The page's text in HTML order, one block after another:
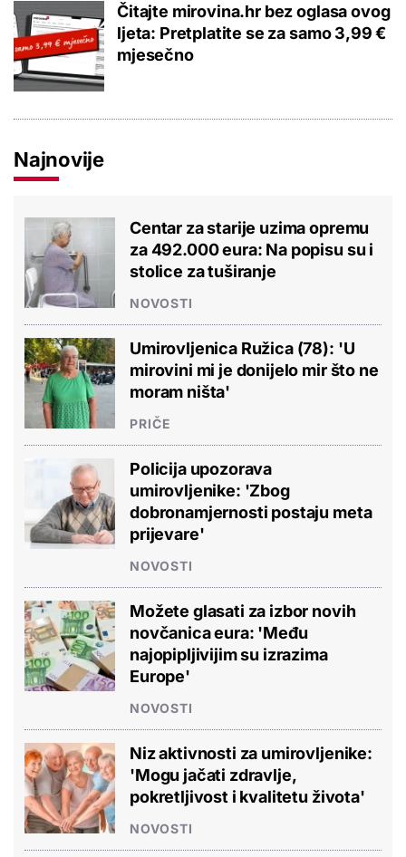
Čitajte mirovina.hr bez oglasa ovog
ljeta: Pretplatite se za samo 3,99 €
mjesečno
Najnovije
Centar za starije uzima opremu
za 492.000 eura: Na popisu su i
stolice za tuširanje
NOVOSTI
Umirovljenica Ružica (78): 'U
mirovini mi je donijelo mir što ne
moram ništa'
PRIČE
Policija upozorava
umirovljenike: 'Zbog
dobronamjernosti postaju meta
prijevare'
NOVOSTI
Možete glasati za izbor novih
novčanica eura: 'Među
najopipljivijim su izrazima
Europe'
NOVOSTI
Niz aktivnosti za umirovljenike:
'Mogu jačati zdravlje,
pokretljivost i kvalitetu života'
NOVOSTI